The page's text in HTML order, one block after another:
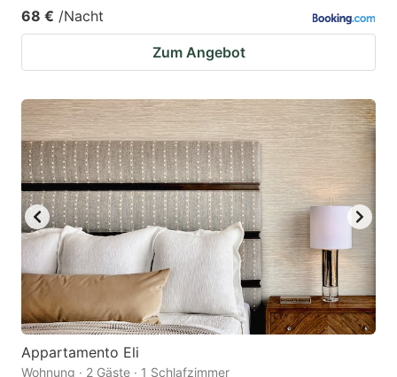
68 € /Nacht
Zum Angebot
Appartamento Eli
Wohnung · 2 Gäste · 1 Schlafzimmer